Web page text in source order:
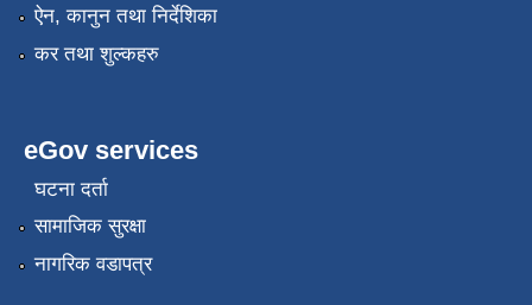
ऐन, कानुन तथा निर्देशिका
कर तथा शुल्कहरु
eGov services
घटना दर्ता
सामाजिक सुरक्षा
नागरिक वडापत्र